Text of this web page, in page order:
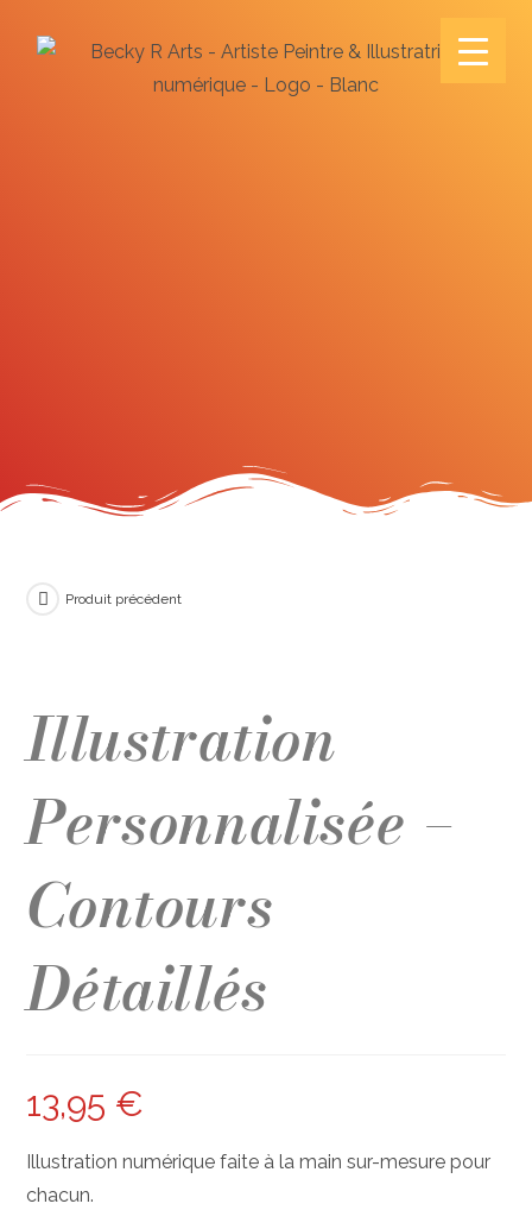
Produit précédent
Illustration
Personnalisée –
Contours
Détaillés
13,95 €
Illustration numérique faite à la main sur-mesure pour
chacun.